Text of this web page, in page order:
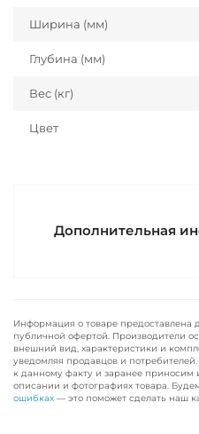
Ширина (мм)
Глубина (мм)
Вес (кг)
Цвет
Дополнительная
Информация о товаре предоставлена
публичной офертой. Производители
внешний вид, характеристики и
уведомляя продавцов и
к данному факту и заранее приносим
описании и фотографиях товара.
ошибках — это поможет сделать наш